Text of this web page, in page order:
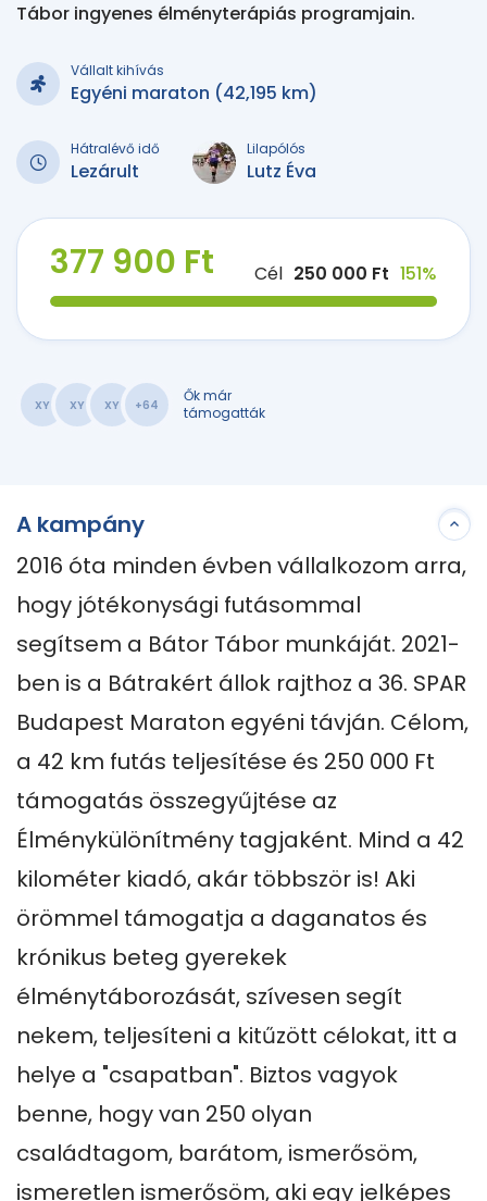
Tábor ingyenes élményterápiás programjain.
Vállalt kihívás
Egyéni maraton (42,195 km)
Hátralévő idő
Lezárult
Lilapólós
Lutz Éva
377 900 Ft Cél 250 000 Ft 151%
XY XY XY +64
Ők már
támogatták
A kampány
2016 óta minden évben vállalkozom arra,
hogy jótékonysági futásommal
segítsem a Bátor Tábor munkáját. 2021-
ben is a Bátrakért állok rajthoz a 36. SPAR
Budapest Maraton egyéni távján. Célom,
a 42 km futás teljesítése és 250 000 Ft
támogatás összegyűjtése az
Élménykülönítmény tagjaként. Mind a 42
kilométer kiadó, akár többször is! Aki
örömmel támogatja a daganatos és
krónikus beteg gyerekek
élménytáborozását, szívesen segít
nekem, teljesíteni a kitűzött célokat, itt a
helye a "csapatban". Biztos vagyok
benne, hogy van 250 olyan
családtagom, barátom, ismerősöm,
ismeretlen ismerősöm, aki egy jelképes